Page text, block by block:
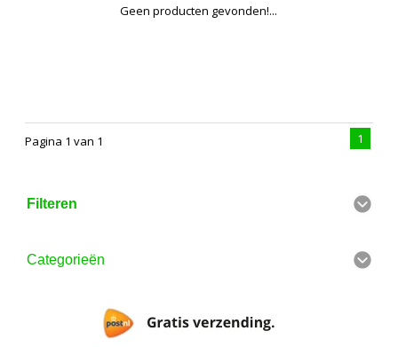
Geen producten gevonden!...
Pagina 1 van 1 1
Filteren
Categorieën